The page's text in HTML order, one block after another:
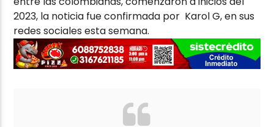
2023, la noticia fue confirmada por Karol G, en sus
redes sociales esta semana.